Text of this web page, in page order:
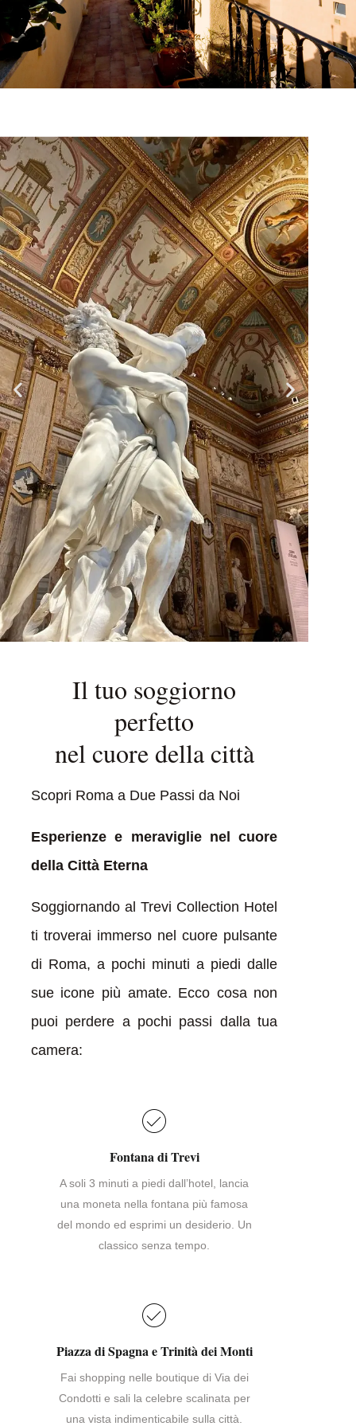
Il tuo soggiorno
perfetto
nel cuore della città
Scopri Roma a Due Passi da Noi
Esperienze e meraviglie nel cuore
della Città Eterna
Soggiornando al Trevi Collection Hotel
ti troverai immerso nel cuore pulsante
di Roma, a pochi minuti a piedi dalle
sue icone più amate. Ecco cosa non
puoi perdere a pochi passi dalla tua
camera:
Fontana di Trevi
A soli 3 minuti a piedi dall’hotel, lancia
una moneta nella fontana più famosa
del mondo ed esprimi un desiderio. Un
classico senza tempo.
Piazza di Spagna e Trinità dei Monti
Fai shopping nelle boutique di Via dei
Condotti e sali la celebre scalinata per
una vista indimenticabile sulla città.